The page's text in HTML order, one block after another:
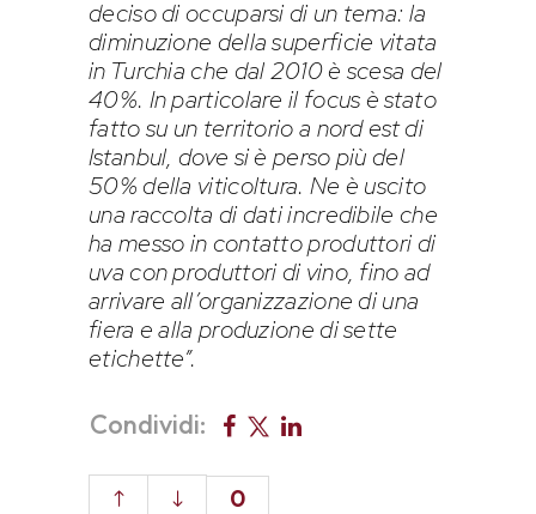
deciso di occuparsi di un tema: la
diminuzione della superficie vitata
in Turchia che dal 2010 è scesa del
40%. In particolare il focus è stato
fatto su un territorio a nord est di
Istanbul, dove si è perso più del
50% della viticoltura. Ne è uscito
una raccolta di dati incredibile che
ha messo in contatto produttori di
uva con produttori di vino, fino ad
arrivare all’organizzazione di una
fiera e alla produzione di sette
etichette”.
Condividi:
0